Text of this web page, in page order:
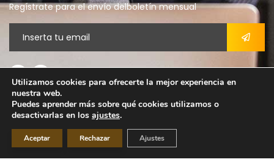
Regístrate para el envío delboletín mensual
Aviso legal
Política de privacidad
Política de cookies
Utilizamos cookies para ofrecerte la mejor experiencia en
nuestra web.
Puedes aprender más sobre qué cookies utilizamos o
desactivarlas en los ajustes.
Aceptar Rechazar Ajustes